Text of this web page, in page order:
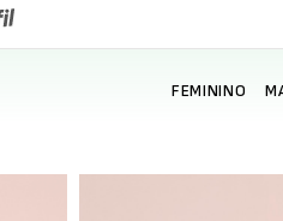
FEMININO